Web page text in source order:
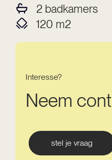
2 badkamers
120 m2
Interesse?
Neem
stel je vraag